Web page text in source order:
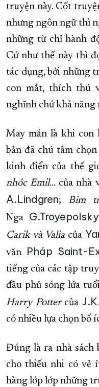
truyện này. Cốt
nhưng ngôn ngữ thì
những từ chỉ hành
Cứ như thế này thì
tác dụng, bởi những
con mắt, thích thú
nghĩnh chứ khả năng
May mắn là khi con
bản đã chú tâm
kinh điển của thế
nhóc Emil… của nhà
A.Lindgren; Bim
Nga G.Troyepolsky
Carik và Valia của
văn Pháp Saint-
tiếng của các tập
đầu phủ sóng lứa
Harry Pottercủa
có nhiều lựa chọn bổ
Đúng là ra nhà sách
cho thiếu nhi có vẻ
hàng lớp lớp những